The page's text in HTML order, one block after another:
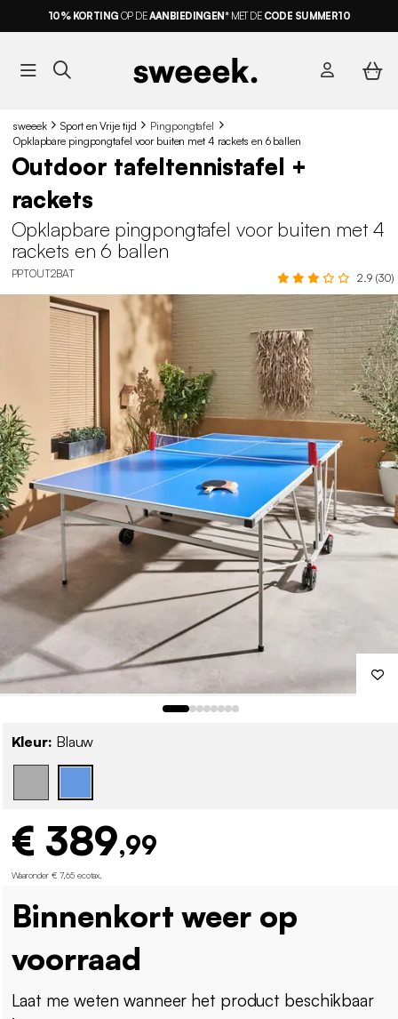
10% KORTING OP DEAANBIEDINGEN* MET DE CODE SUMMER10
sweeek Sport en Vrije tijd
Pingpongtafel
Opklapbare pingpongtafel voor buiten met 4 rackets en 6 ballen
Outdoor tafeltennistafel +
rackets
Opklapbare pingpongtafel voor buiten met 4
rackets en 6 ballen
PPTOUT2BAT 2.9 (30)
Kleur: Blauw
€ 389,99
Waaronder € 7,65 ecotax
Binnenkort weer op
voorraad
Laat me weten wanneer het product beschikbaar